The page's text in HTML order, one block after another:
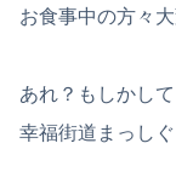
お食事中の方々
あれ？もしかし
幸福街道まっしぐ